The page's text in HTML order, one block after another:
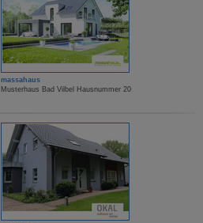
massahaus
Musterhaus Bad Vilbel Hausnummer 20